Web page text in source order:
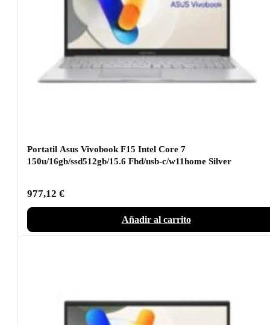
Portatil Asus Vivobook F15 Intel Core 7
150u/16gb/ssd512gb/15.6 Fhd/usb-c/w11home Silver
977,12 €
Añadir al carrito